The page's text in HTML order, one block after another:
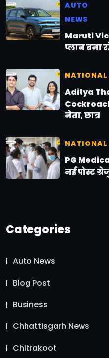
AUTO
NEWS
Maruti
प्लान बना
NATIONAL
Aditya
नेता, छात्र
NATIONAL
PG
नई पोस्ट
Categories
Auto News
Blog Post
Business
Chhattisgarh News
Chitrakoot